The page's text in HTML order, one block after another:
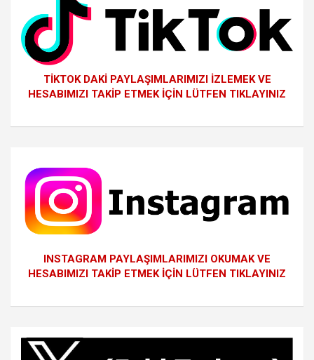
TİKTOK DAKİ PAYLAŞIMLARIMIZI İZLEMEK VE
HESABIMIZI TAKİP ETMEK İÇİN LÜTFEN TIKLAYINIZ
INSTAGRAM PAYLAŞIMLARIMIZI OKUMAK VE
HESABIMIZI TAKİP ETMEK İÇİN LÜTFEN TIKLAYINIZ